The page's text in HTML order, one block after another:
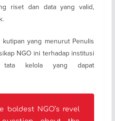
riset dan data yang valid,
yang menurut Penulis
NGO ini terhadap institusi
kelola yang dapat
boldest NGO’s revel